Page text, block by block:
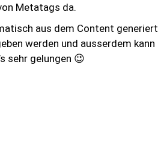
Metatags da.
aus dem Content generiert
werden und ausserdem kann
sehr gelungen 😉